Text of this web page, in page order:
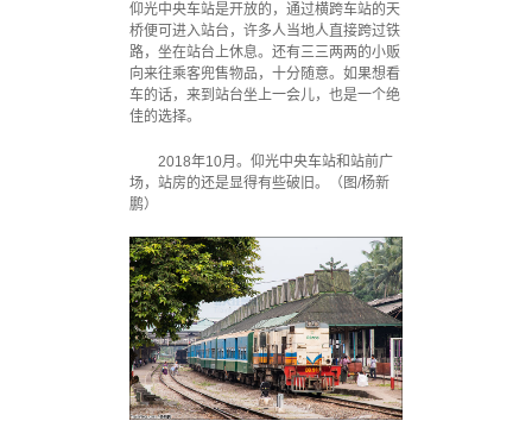
仰光中央车站是开放的，通过横跨车站的天
桥便可进入站台，许多人当地人直接跨过铁
路，坐在站台上休息。还有三三两两的小贩
向来往乘客兜售物品，十分随意。如果想看
车的话，来到站台坐上一会儿，也是一个绝
佳的选择。
2018年10月。仰光中央车站和站前广
场，站房的还是显得有些破旧。（图/杨新
鹏）